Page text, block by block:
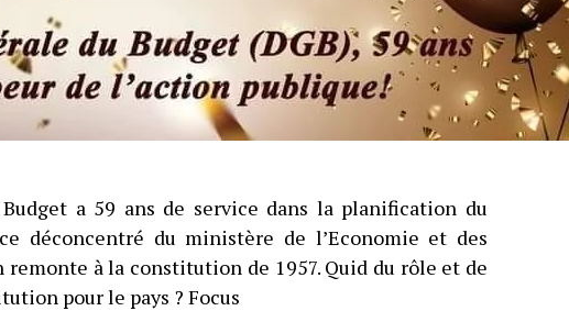
a 59 ans de service dans la planification du
déconcentré du ministère de l’Economie et des
à la constitution de 1957. Quid du rôle et de
pour le pays ? Focus